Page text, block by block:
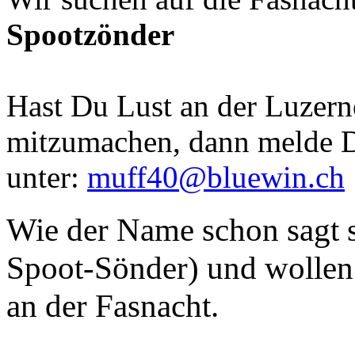
Spootzönder
Hast Du Lust an der
mitzumachen, dann melde
unter: muff40@bluewin.ch
Wie der Name schon
Spoot-Sönder) und
an der Fasnacht.